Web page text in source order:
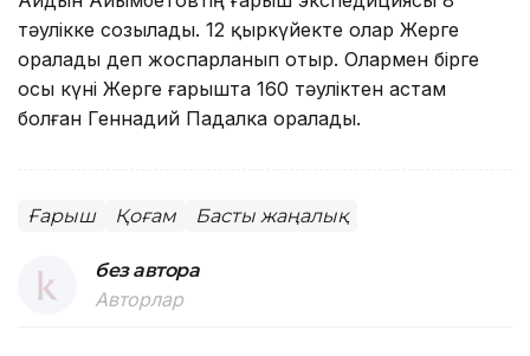
тәулікке созылады. 12 қыркүйекте олар Жерге
оралады деп жоспарланып отыр. Олармен бірге
осы күні Жерге ғарышта 160 тәуліктен астам
болған Геннадий Падалка оралады.
Ғарыш Қоғам Басты жаңалық
без автора
Авторлар